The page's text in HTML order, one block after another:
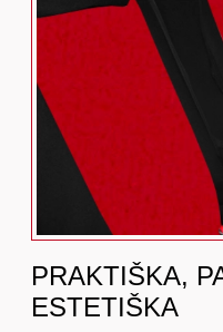
PRAKTIŠKA,
ESTETIŠKA